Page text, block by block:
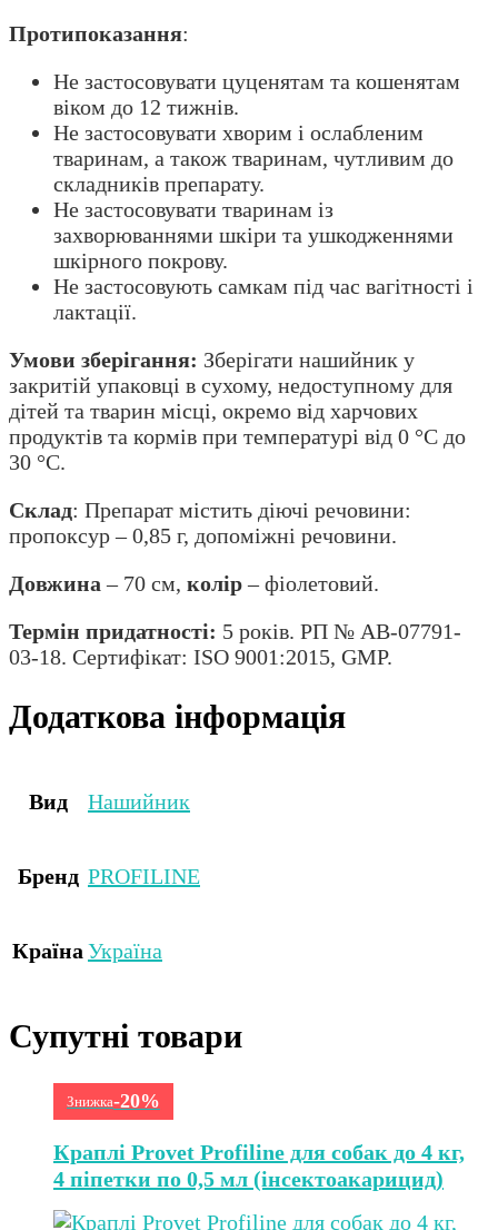
Протипоказання:
Не застосовувати цуценятам та кошенятам
віком до 12 тижнів.
Не застосовувати хворим і ослабленим
тваринам, а також тваринам, чутливим до
складників препарату.
Не застосовувати тваринам із
захворюваннями шкіри та ушкодженнями
шкірного покрову.
Не застосовують самкам під час вагітності і
лактації.
Умови зберігання: Зберігати нашийник у
закритій упаковці в сухому, недоступному для
дітей та тварин місці, окремо від харчових
продуктів та кормів при температурі від 0 °С до
30 °С.
Склад: Препарат містить діючі речовини:
пропоксур – 0,85 г, допоміжні речовини.
Довжина– 70 см, колір– фіолетовий.
Термін придатності: 5 років. РП № АВ-07791-
03-18. Сертифікат: ISO 9001:2015, GMP.
Додаткова інформація
Вид Нашийник
Бренд PROFILINE
Країна Україна
Супутні товари
Знижка-20%
Краплі Provet Profiline для собак до 4 кг,
4 піпетки по 0,5 мл (інсектоакарицид)